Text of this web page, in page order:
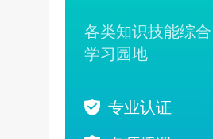
各类知识技能综合
学习园地
专业认证